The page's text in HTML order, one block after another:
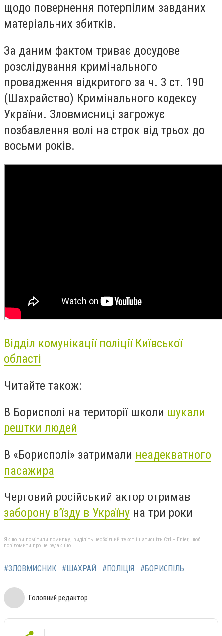
щодо повернення потерпілим завданих
матеріальних збитків.
За даним фактом триває досудове
розслідування кримінального
провадження відкритого за ч. 3 ст. 190
(Шахрайство) Кримінального кодексу
України. Зловмисниці загрожує
позбавлення волі на строк від трьох до
восьми років.
Відділ комунікації поліції Київської
області
Читайте також:
В Борисполі на території школи шукали
рештки людей
В «Борисполі» затримали неадекватного
пасажира
Черговий російський актор отримав
заборону в’їзду в Україну на три роки
Якщо ви помітили помилку, виділіть необхідний текст і натисніть Ctrl + Enter, щоб
повідомити про це редакцію
#ЗЛОВМИСНИК #ШАХРАЙ #ПОЛІЦІЯ #БОРИСПІЛЬ
Головний редактор